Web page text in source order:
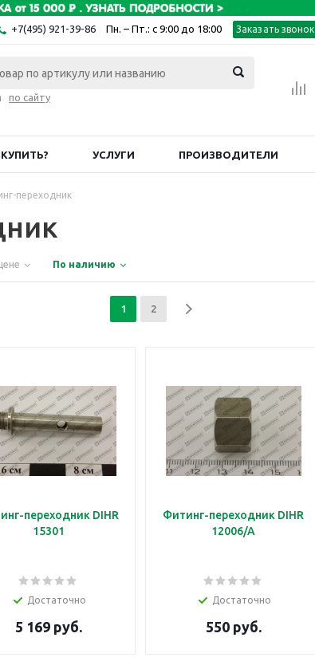
+7(495) 921-39-86 Пн. – Пт.: с 9:00 до 18:00 Заказать звонок
по сайту
УСЛУГИ ПРОИЗВОДИТЕЛИ
переходник
По наличию
1 2
переходник DIHR
15301
Достаточно
5 169 руб.
Фитинг-переходник DIHR
12006/A
Достаточно
550 руб.